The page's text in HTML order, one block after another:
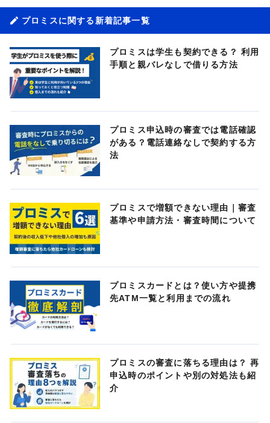
プロミスに関する新着記事一覧
プロミスは学生も契約できる？ 利用
手順と親バレなしで借りる方法
プロミス申込時の審査では電話確認
がある？電話連絡なしで契約する方
法
プロミスで増額できない理由｜審査
基準や申請方法・審査時間について
プロミスカードとは？使い方や提携
先ATM一覧と利用までの流れ
プロミスの審査に落ちる理由は？ 再
申込時のポイントや別の対処法も紹
介